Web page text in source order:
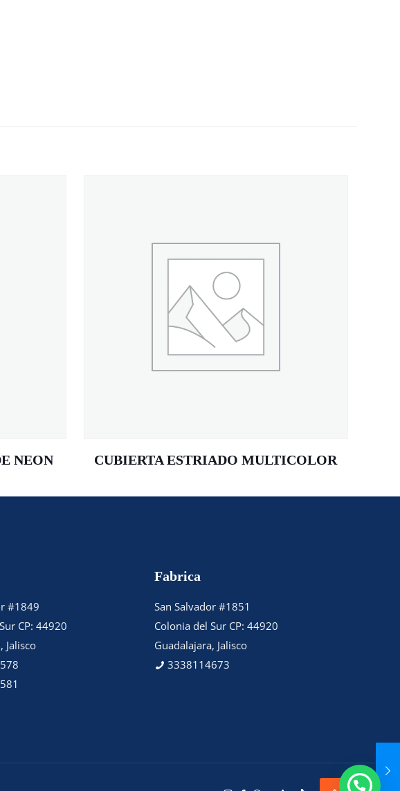
NEON CUBIERTA ESTRIADO MULTICOLOR
#1849
CP: 44920
Jalisco
Fabrica
San Salvador #1851
Colonia del Sur CP: 44920
Guadalajara, Jalisco
3338114673